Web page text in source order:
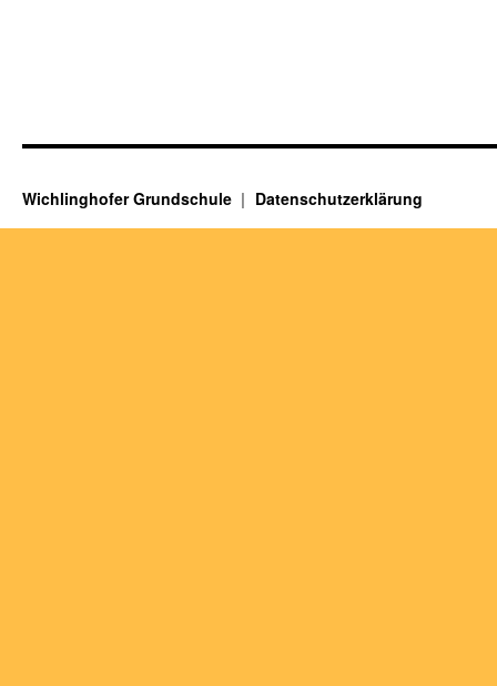
Wichlinghofer Grundschule Datenschutzerklärung